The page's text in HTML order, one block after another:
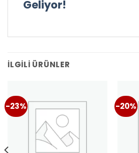
Geliyor!
İLGILI ÜRÜNLER
-23% -20%